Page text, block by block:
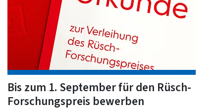
Bis zum 1. September für den Rüsch-
Forschungspreis bewerben